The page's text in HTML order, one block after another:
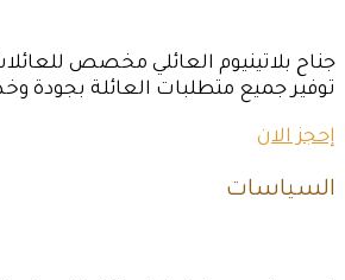
جناح بلاتينيوم العائلي مخصص
توفير جميع متطلبات العائلة بجودة
إحجز الان
السياسات